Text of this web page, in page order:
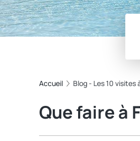
Accueil Blog - Les 10
Que faire à